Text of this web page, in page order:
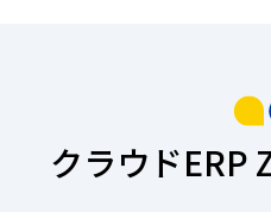
クラウドERP